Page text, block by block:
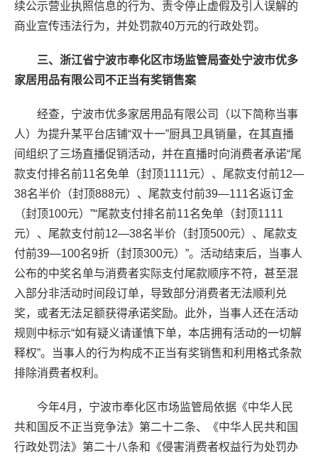
续公示营业执照信息的行为、责令停止虚假及引人误解的
商业宣传违法行为，并处罚款40万元的行政处罚。
三、浙江省宁波市奉化区市场监管局查处宁波市优多
家居用品有限公司不正当有奖销售案
经查，宁波市优多家居用品有限公司（以下简称当事
人）为提升某平台店铺“双十一”厨具卫具销量，在其直播
间组织了三场直播促销活动，并在直播时向消费者承诺“尾
款支付排名前11名免单（封顶1111元）、尾款支付前12—
38名半价（封顶888元）、尾款支付前39—111名返订金
（封顶100元）”“尾款支付排名前11名免单（封顶1111
元）、尾款支付前12—38名半价（封顶500元）、尾款支
付前39—100名9折（封顶300元）”。活动结束后，当事人
公布的中奖名单与消费者实际支付尾款顺序不符，甚至混
入部分非活动时间段订单，导致部分消费者无法顺利兑
奖，或者无法足额获得承诺奖励。此外，当事人还在活动
规则中标示“如有疑义请谨慎下单，本店拥有活动的一切解
释权”。当事人的行为构成不正当有奖销售和利用格式条款
排除消费者权利。
今年4月，宁波市奉化区市场监管局依据《中华人民
共和国反不正当竞争法》第二十二条、《中华人民共和国
行政处罚法》第二十八条和《侵害消费者权益行为处罚办